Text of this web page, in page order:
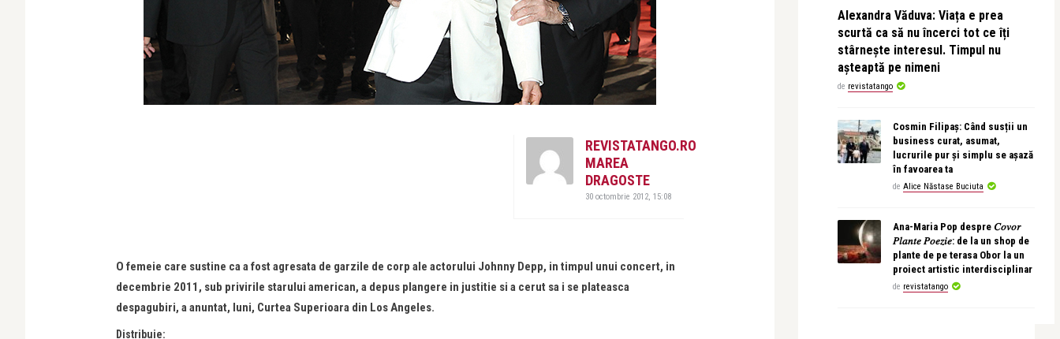
REVISTATANGO.RO
MAREA
DRAGOSTE
30 octombrie 2012, 15:08
O femeie care sustine ca a fost agresata de garzile de corp ale actorului Johnny Depp, in timpul unui concert, in
decembrie 2011, sub privirile starului american, a depus plangere in justitie si a cerut sa i se plateasca
despagubiri, a anuntat, luni, Curtea Superioara din Los Angeles.
Distribuie:
Alexandra Văduva: Viața e prea
scurtă ca să nu încerci tot ce îți
stârnește interesul. Timpul nu
așteaptă pe nimeni
de revistatango
Cosmin Filipaș: Când susții un
business curat, asumat,
lucrurile pur și simplu se așază
în favoarea ta
de Alice Năstase Buciuta
Ana-Maria Pop despre 𝐶𝑜𝑣𝑜𝑟
𝑃𝑙𝑎𝑛𝑡𝑒 𝑃𝑜𝑒𝑧𝑖𝑒: de la un shop de
plante de pe terasa Obor la un
proiect artistic interdisciplinar
de revistatango